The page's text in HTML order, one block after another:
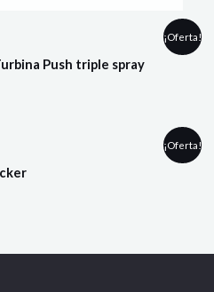
¡Oferta!
Push triple spray
¡Oferta!